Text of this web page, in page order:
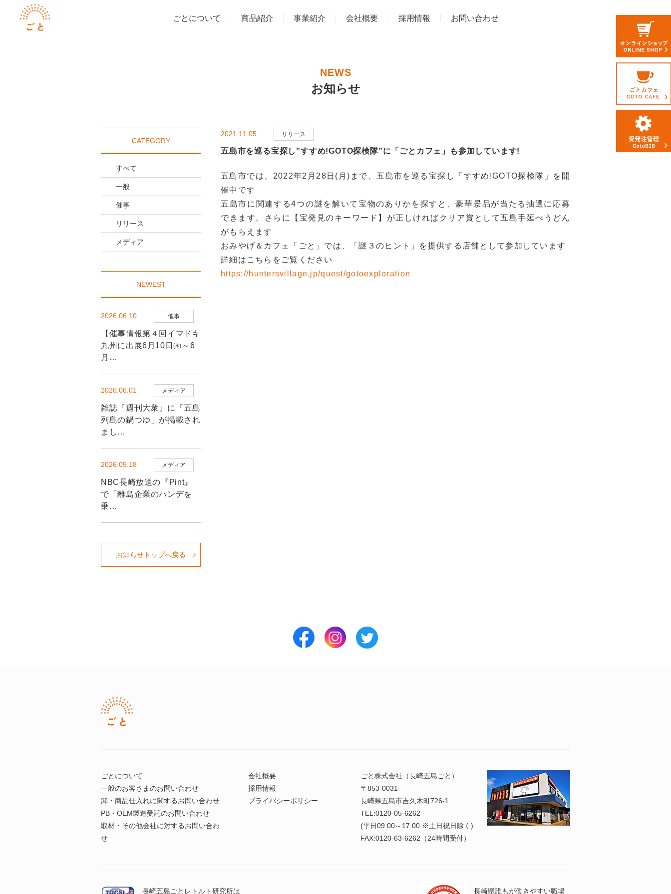
ごとについて 商品紹介 事業紹介 会社概要 採用情報 お問い合わせ
NEWS
お知らせ
CATEGORY
すべて
一般
催事
リリース
メディア
NEWEST
2026.06.10 催事
【催事情報第４回イマドキ
九州に出展6月10日㈬～6
月…
2026.06.01 メディア
雑誌『週刊大衆』に「五島
列島の鍋つゆ」が掲載され
まし…
2026.05.18 メディア
NBC長崎放送の『Pint』
で「離島企業のハンデを
乗…
お知らせトップへ戻る
2021.11.05 リリース
五島市を巡る宝探し”すすめ!GOTO探検隊”に「ごとカフェ」も参加しています!
五島市では、2022年2月28日(月)まで、五島市を巡る宝探し「すすめ!GOTO探検隊」を開
催中です
五島市に関連する4つの謎を解いて宝物のありかを探すと、豪華景品が当たる抽選に応募
できます。さらに【宝発見のキーワード】が正しければクリア賞として五島手延べうどん
がもらえます
おみやげ＆カフェ「ごと」では、「謎３のヒント」を提供する店舗として参加しています
詳細はこちらをご覧ください
https://huntersvillage.jp/quest/gotoexploration
ごとについて
一般のお客さまのお問い合わせ
卸・商品仕入れに関するお問い合わせ
PB・OEM製造受託のお問い合わせ
取材・その他会社に対するお問い合わ
せ
会社概要
採用情報
プライバシーポリシー
ごと株式会社（長崎五島ごと）
〒853-0031
長崎県五島市吉久木町726-1
TEL:0120-05-6262
(平日09:00～17:00 ※土日祝日除く)
FAX:0120-63-6262（24時間受付）
長崎五島ごとレトルト研究所は 長崎県誰もが働きやすい職場